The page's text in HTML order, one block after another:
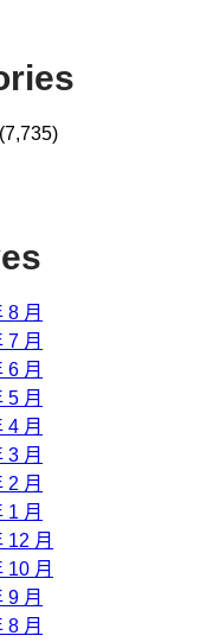
(7,735)
8 月
7 月
6 月
5 月
4 月
3 月
2 月
1 月
12 月
10 月
9 月
8 月